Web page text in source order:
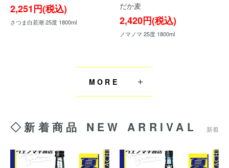
2,251円(税込)
さつま白若潮 25度 1800ml
だか麦
2,420円(税込)
ノマノマ 25度 1800ml
MORE
◇新着商品 NEW ARRIVAL 新着